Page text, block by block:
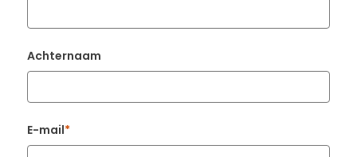
Achternaam
E-mail